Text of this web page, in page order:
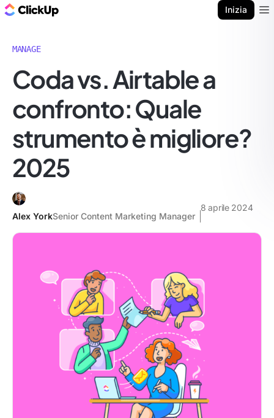
Inizia
MANAGE
Coda vs. Airtable a
confronto: Quale
strumento è migliore?
2025
Alex YorkSenior Content Marketing Manager
8 aprile 2024